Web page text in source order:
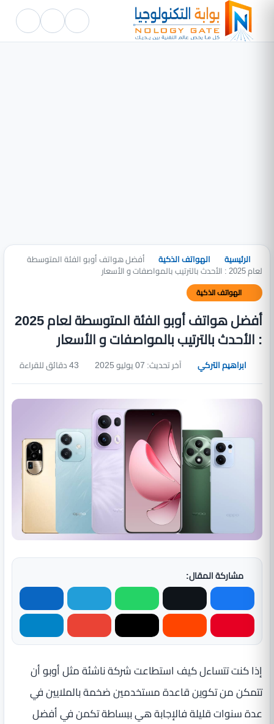
الرئيسية الهواتف الذكية أفضل هواتف أوبو الفئة المتوسطة
لعام 2025 : الأحدث بالترتيب بالمواصفات و الأسعار
الهواتف الذكية
أفضل هواتف أوبو الفئة المتوسطة لعام 2025
: الأحدث بالترتيب بالمواصفات و الأسعار
ابراهيم التركي آخر تحديث: 07 يوليو 2025
مشاركة المقال:
إذا كنت تتساءل كيف استطاعت شركة ناشئة مثل أوبو أن
تتمكن من تكوين قاعدة مستخدمين ضخمة بالملايين في
عدة سنوات قليلة فالإجابة هي ببساطة تكمن في أفضل